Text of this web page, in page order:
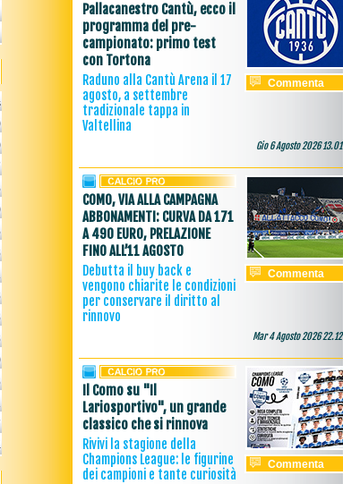
Pallacanestro Cantù, ecco il
programma del pre-
campionato: primo test
con Tortona
Raduno alla Cantù Arena il 17
agosto, a settembre
tradizionale tappa in
Valtellina
Commenta
Gio 6 Agosto 2026 13.01
COMO, VIA ALLA CAMPAGNA
ABBONAMENTI: CURVA DA 171
A 490 EURO, PRELAZIONE
FINO ALL’11 AGOSTO
Debutta il buy back e
vengono chiarite le condizioni
per conservare il diritto al
rinnovo
Commenta
Mar 4 Agosto 2026 22.12
Il Como su "Il
Lariosportivo", un grande
classico che si rinnova
Rivivi la stagione della
Champions League: le figurine
dei campioni e tante curiosità
Commenta